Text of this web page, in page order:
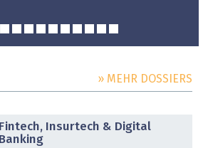
» MEHR DOSSIERS
Fintech, Insurtech & Digital
Banking